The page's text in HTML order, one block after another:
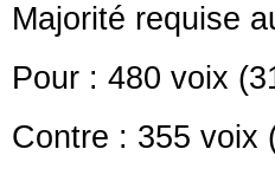
Majorité requise
Pour : 480 voix
Contre : 355 voix